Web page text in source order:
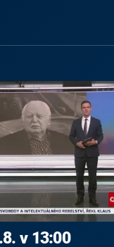
v 13:00